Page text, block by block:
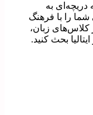
دریچه‌ای به
شما را با فرهنگ
کلاس‌های زبان،
بحث کنید.